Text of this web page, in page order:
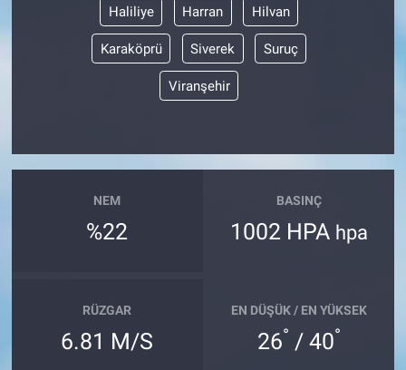
Haliliye Harran Hilvan
Karaköprü Siverek Suruç
Viranşehir
NEM
%22
BASINÇ
1002 HPA hpa
RÜZGAR
6.81 M/S
EN DÜŞÜK / EN YÜKSEK
26° / 40°